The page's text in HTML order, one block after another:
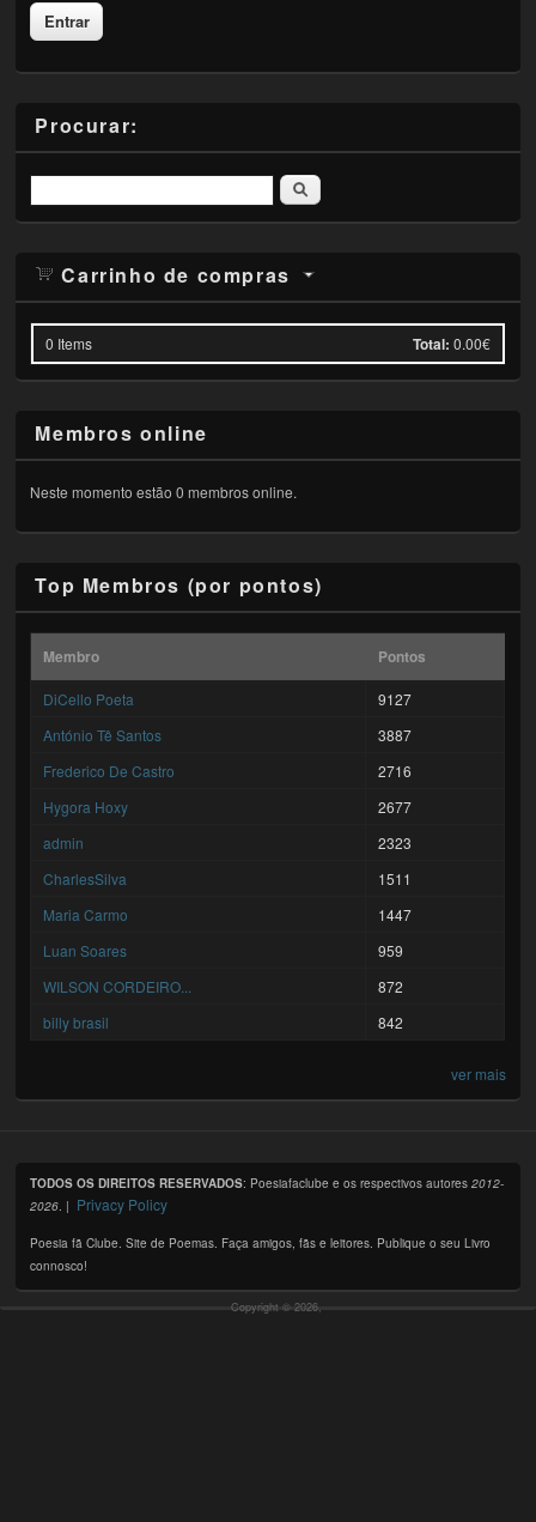
Procurar:
Pesquisar
Carrinho de compras
0 Items Total: 0.00€
Membros online
Neste momento estão 0 membros online.
Top Membros (por pontos)
Membro Pontos
DiCello Poeta
9127
António Tê Santos
3887
Frederico De Castro
2716
Hygora Hoxy
2677
admin
2323
CharlesSilva
1511
Maria Carmo
1447
Luan Soares
959
WILSON CORDEIRO...
872
billy brasil
842
ver mais
TODOS OS DIREITOS RESERVADOS: Poesiafaclube e os respectivos autores2012-
2026. | Privacy Policy
Poesia fã Clube. Site de Poemas. Faça amigos, fãs e leitores. Publique o seu Livro
connosco!
Copyright © 2026,